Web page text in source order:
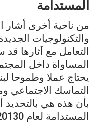
المستدامة
من ناحية أخرى أشار
والتكنولوجيات
التعامل مع آثارها
المساواة داخل
يحتاج عملا وطموحا
التماسك الاجتماعي
بأن هذه هي
المستدامة لعام 20130.